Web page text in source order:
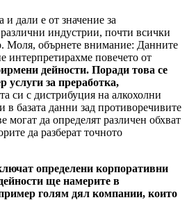
дали е от значение за
индустрии, почти всички
Моля, обърнете внимание: Данните
интерпретирахме повечето от
дейности. Поради това се
услуги за преработка,
си с дистрибуция на алкохолни
базата данни зад противоречивите
да определят различен обхват
да разберат точното
определени корпоративни
ще намерите в
голям дял компании, които